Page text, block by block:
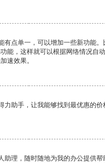
有点单一，可以增加一些新功能。
能，这样就可以根据网络情况自
速效果。
力助手，让我能够找到最优惠的
助理，随时随地为我的办公提供